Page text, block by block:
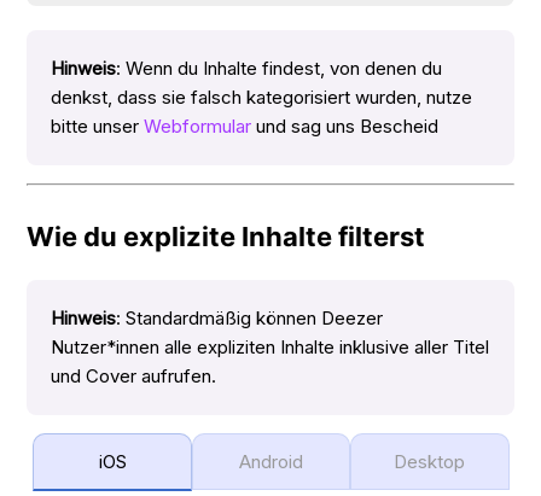
Hinweis: Wenn du Inhalte findest, von denen du
denkst, dass sie falsch kategorisiert wurden, nutze
bitte unserWebformular und sag uns Bescheid
Wie du explizite Inhalte filterst
Hinweis: Standardmäßig können Deezer
Nutzer*innen alle expliziten Inhalte inklusive aller Titel
und Cover aufrufen.
iOS Android Desktop